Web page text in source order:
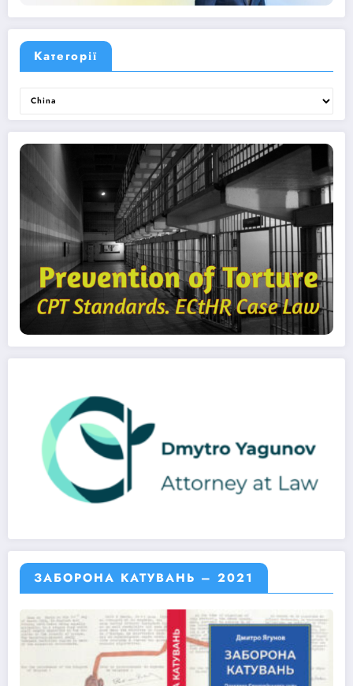
Категорії
Категорії
ЗАБОРОНА КАТУВАНЬ – 2021